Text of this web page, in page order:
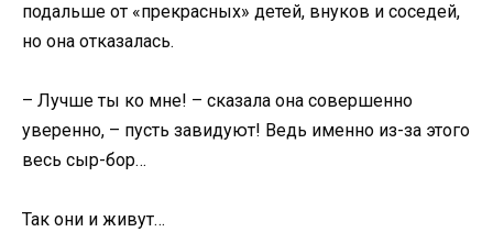
подальше от «прекрасных» детей, внуков и соседей,
но она отказалась.
– Лучше ты ко мне! – сказала она совершенно
уверенно, – пусть завидуют! Ведь именно из-за этого
весь сыр-бор…
Так они и живут…